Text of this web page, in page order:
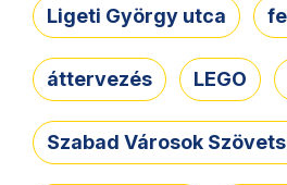
Ligeti György utca
áttervezés LEGO
Szabad Városok